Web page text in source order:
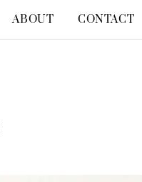
ABOUT CONTACT